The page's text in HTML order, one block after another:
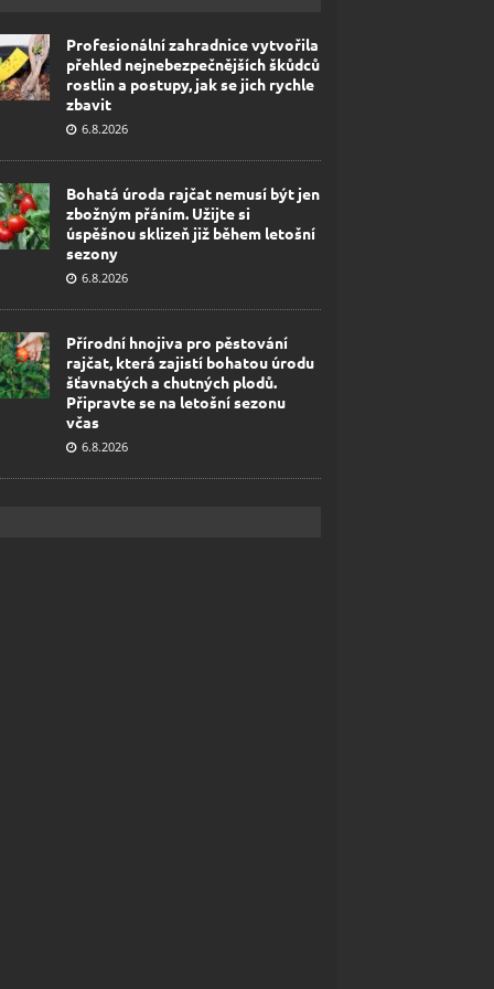
Profesionální zahradnice vytvořila
přehled nejnebezpečnějších škůdců
rostlin a postupy, jak se jich rychle
zbavit
6.8.2026
Bohatá úroda rajčat nemusí být jen
zbožným přáním. Užijte si
úspěšnou sklizeň již během letošní
sezony
6.8.2026
Přírodní hnojiva pro pěstování
rajčat, která zajistí bohatou úrodu
šťavnatých a chutných plodů.
Připravte se na letošní sezonu
včas
6.8.2026